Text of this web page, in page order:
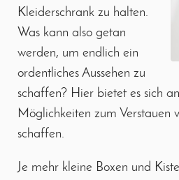
Kleiderschrank zu halten.
Was kann also getan
werden, um endlich ein
ordentliches Aussehen zu
schaffen? Hier bietet es sich
Möglichkeiten zum Verstauen
schaffen.
Je mehr kleine Boxen und